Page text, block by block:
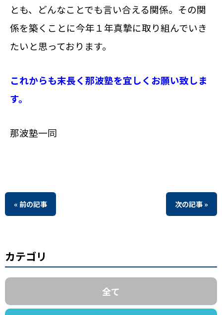
とも、どんなことでも言い合える関係。その関
係を築くことに今年１年真摯に取り組んでいき
たいと思っております。
これからも末長く那波塾を宜しくお願い致しま
す。
那波塾一同
« 前の記事 次の記事 »
カテゴリ
全て